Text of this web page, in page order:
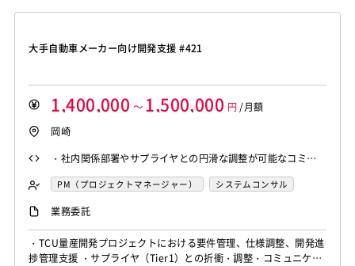
大手自動車メーカー向け開発支援 #421
1,400,000 ～ 1,500,000 円 /月額
岡崎
・社内関係部署やサプライヤとの円滑な調整が可能なコミュ
ニケーションスキル ・複雑な要件や課題を構造化し整理でき
るロジカルシンキング ・スケジュール／課題管理を中心とし
たPMOスキル ・英語力（ビジネス会話レベル）
PM（プロジェクトマネージャー）
システムコンサル
PMO
業務委託
・TCU量産開発プロジェクトにおける要件管理、仕様調整、開発進
捗管理支援 ・サプライヤ（Tier1）との折衝・調整・コミュニケー